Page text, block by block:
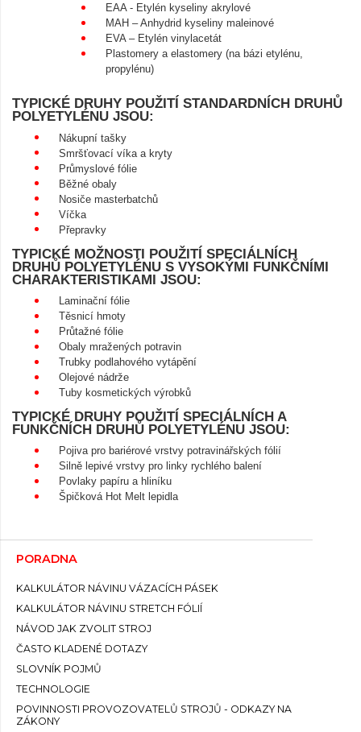
EAA - Etylén kyseliny akrylové
MAH – Anhydrid kyseliny maleinové
EVA – Etylén vinylacetát
Plastomery a elastomery (na bázi etylénu,
propylénu)
TYPICKÉ DRUHY POUŽITÍ STANDARDNÍCH DRUHŮ
POLYETYLÉNU JSOU:
Nákupní tašky
Smršťovací víka a kryty
Průmyslové fólie
Běžné obaly
Nosiče masterbatchů
Víčka
Přepravky
TYPICKÉ MOŽNOSTI POUŽITÍ SPECIÁLNÍCH
DRUHŮ POLYETYLÉNU S VYSOKÝMI FUNKČNÍMI
CHARAKTERISTIKAMI JSOU:
Laminační fólie
Těsnicí hmoty
Průtažné fólie
Obaly mražených potravin
Trubky podlahového vytápění
Olejové nádrže
Tuby kosmetických výrobků
TYPICKÉ DRUHY POUŽITÍ SPECIÁLNÍCH A
FUNKČNÍCH DRUHŮ POLYETYLÉNU JSOU:
Pojiva pro bariérové vrstvy potravinářských fólií
Silně lepivé vrstvy pro linky rychlého balení
Povlaky papíru a hliníku
Špičková Hot Melt lepidla
PORADNA
KALKULÁTOR NÁVINU VÁZACÍCH PÁSEK
KALKULÁTOR NÁVINU STRETCH FÓLIÍ
NÁVOD JAK ZVOLIT STROJ
ČASTO KLADENÉ DOTAZY
SLOVNÍK POJMŮ
TECHNOLOGIE
POVINNOSTI PROVOZOVATELŮ STROJŮ - ODKAZY NA
ZÁKONY